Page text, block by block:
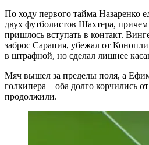
По ходу первого тайма Назаренко
двух футболистов Шахтера,
пришлось вступать в контакт.
заброс Сарапия, убежал от
в штрафной, но сделал лишнее
Мяч вышел за пределы поля, а
голкипера – оба долго корчились
продолжили.